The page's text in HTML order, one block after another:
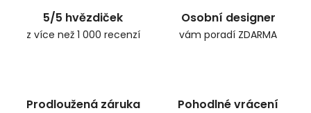
5/5 hvězdiček
z více než 1 000 recenzí
Osobní designer
vám poradí ZDARMA
Prodloužená záruka Pohodlné vrácení